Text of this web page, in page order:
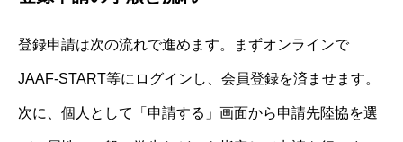
登録申請は次の流れで進めます。まずオンラインで
JAAF-START等にログインし、会員登録を済ませます。
次に、個人として「申請する」画面から申請先陸協を選